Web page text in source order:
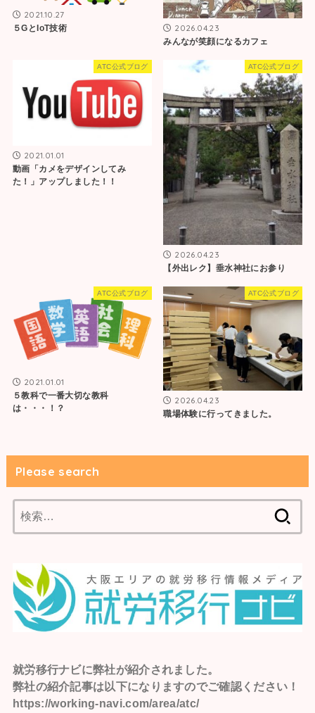
2021.10.27
５GとIoT技術 2026.04.23
みんなが笑顔になるカフェ
ATC公式ブログ
2021.01.01
動画「カメをデザインしてみ
た！」アップしました！！
ATC公式ブログ
2026.04.23
【外出レク】垂水神社にお参り
ATC公式ブログ
2021.01.01
５教科で一番大切な教科
は・・・！？
ATC公式ブログ
2026.04.23
職場体験に行ってきました。
Please search
索:
就労移行ナビに弊社が紹介されました。
弊社の紹介記事は以下になりますのでご確認ください！
https://working-navi.com/area/atc/